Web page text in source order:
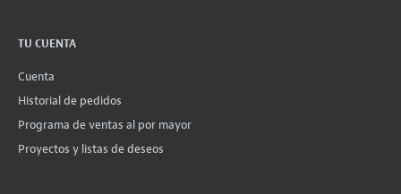
TU CUENTA
Cuenta
Historial de pedidos
Programa de ventas al por mayor
Proyectos y listas de deseos